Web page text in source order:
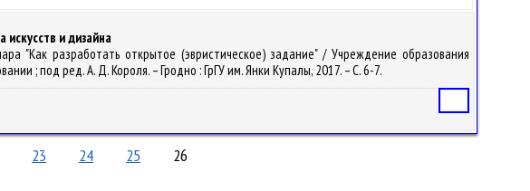
и дизайна
"Как разработать открытое (эвристическое) задание" / Учреждение образования
; под ред. А. Д. Короля. – Гродно : ГрГУ им. Янки Купалы, 2017. – С. 6-7.
23 24 25 26